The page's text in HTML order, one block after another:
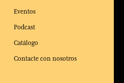
Eventos
Podcast
Catálogo
Contacte con nosotros